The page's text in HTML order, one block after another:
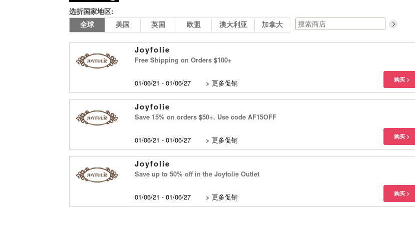
选折国家地区:
全球 美国 英国 欧盟 澳大利亚 加拿大
Joyfolie
Free Shipping on Orders $100+
01/06/21 - 01/06/27 > 更多促销
Joyfolie
Save 15% on orders $50+. Use code AF15OFF
01/06/21 - 01/06/27 > 更多促销
Joyfolie
Save up to 50% off in the Joyfolie Outlet
01/06/21 - 01/06/27 > 更多促销